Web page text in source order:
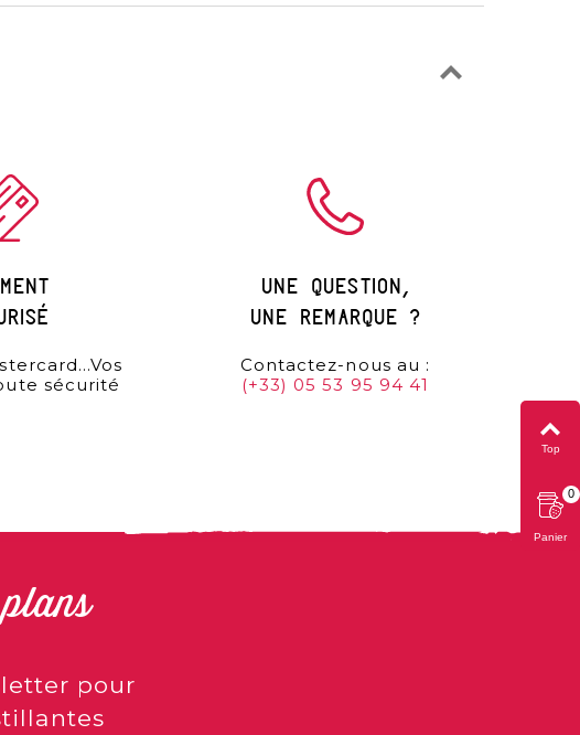
sécurité
une question,
une remarque ?
Contactez-nous au :
(+33) 05 53 95 94 41
pour
Top
Panier
0